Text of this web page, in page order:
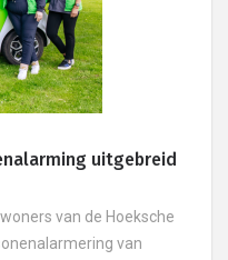
uitgebreid
van de Hoeksche
van